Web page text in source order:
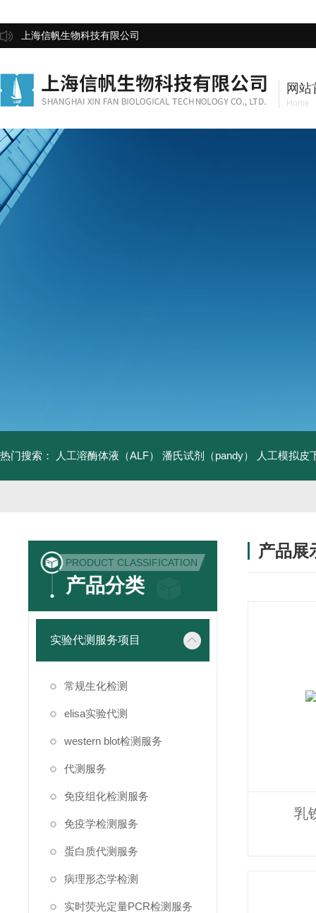
上海信帆生物科技有限公司
网站
Home
热门搜索： 人工溶酶体液（ALF） 潘氏试剂（pandy） 人工模拟皮
PRODUCT CLASSIFICATION
产品分类
实验代测服务项目
常规生化检测
elisa实验代测
western blot检测服务
代测服务
免疫组化检测服务
免疫学检测服务
蛋白质代测服务
病理形态学检测
实时荧光定量PCR检测服务
产品展
乳